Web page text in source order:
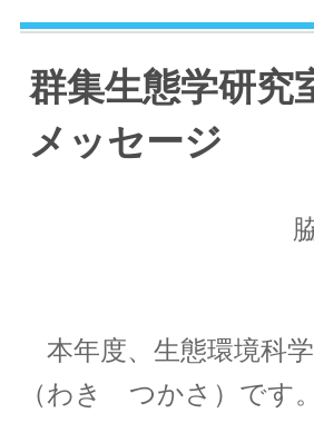
群集生態学研
メッセージ
本年度、生態環境科
（わき つかさ）です